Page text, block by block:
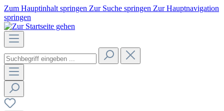
Zum Hauptinhalt springen Zur Suche springen Zur Hauptnavigation
springen